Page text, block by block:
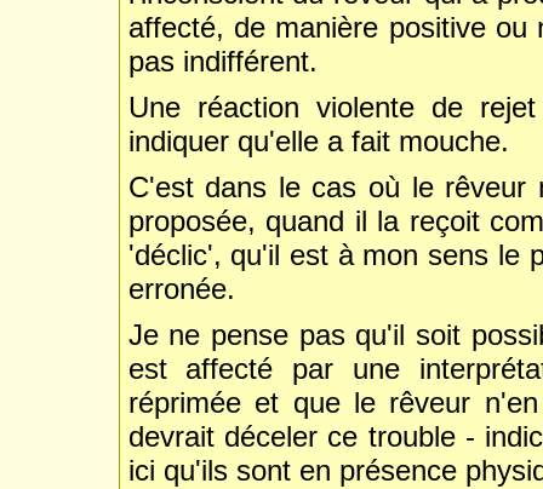
affecté, de manière positive
pas indifférent.
Une réaction violente de
indiquer qu'elle a fait mouche.
C'est dans le cas où le rêveur
proposée, quand il la reçoit
'déclic', qu'il est à mon sens le
erronée.
Je ne pense pas qu'il soit
est affecté par une
réprimée et que le rêveur
devrait déceler ce trouble -
ici qu'ils sont en présence